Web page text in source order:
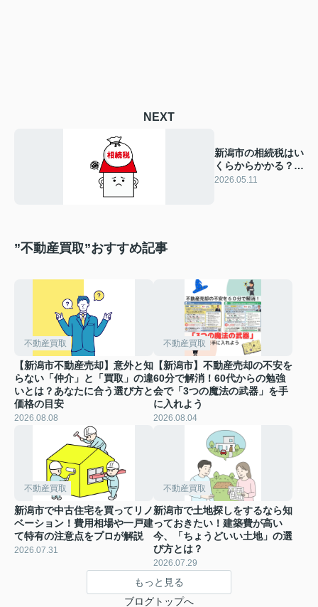
NEXT
新潟市の相続税はい
くらからかかる？基
礎控除額と不動産の
2026.05.11
”不動産買取”おすすめ記事
不動産買取
【新潟市不動産売却】意外と知
らない「仲介」と「買取」の違
いとは？あなたに合う選び方と
価格の目安
2026.08.08
不動産買取
【新潟市】不動産売却の不安を
60分で解消！60代からの勉強
会で「3つの魔法の武器」を手
に入れよう
2026.08.04
不動産買取
新潟市で中古住宅を買ってリノ
ベーション！費用相場や一戸建
て特有の注意点をプロが解説
2026.07.31
不動産買取
新潟市で土地探しをするなら知
っておきたい！建築費が高い
今、「ちょうどいい土地」の選
び方とは？
2026.07.29
もっと見る
ブログトップへ